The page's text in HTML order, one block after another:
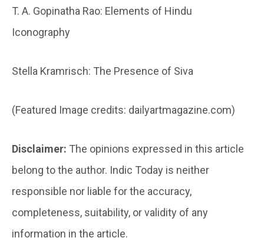
T. A. Gopinatha Rao: Elements of Hindu
Iconography
Stella Kramrisch: The Presence of Siva
(Featured Image credits: dailyartmagazine.com)
Disclaimer: The opinions expressed in this article
belong to the author. Indic Today is neither
responsible nor liable for the accuracy,
completeness, suitability, or validity of any
information in the article.